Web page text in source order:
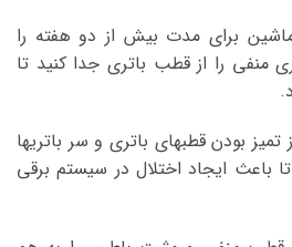
برای مدت بیش از دو هفته را
منفی را از قطب باتری جدا کنید تا
بودن قطبهای باتری و سر باتریها
باعث ایجاد اختلال در سیستم برقی